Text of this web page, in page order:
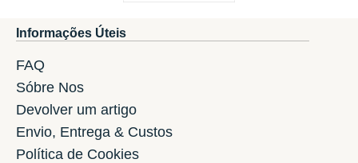
Informações Úteis
FAQ
Sóbre Nos
Devolver um artigo
Envio, Entrega & Custos
Política de Cookies